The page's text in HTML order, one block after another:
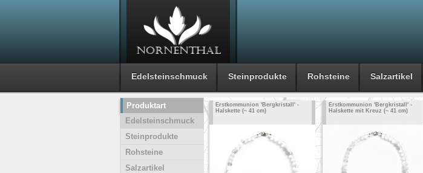
Edelsteinschmuck Steinprodukte Rohsteine Salzartikel
Erstkommunion 'Bergkristall' -
Halskette (~ 41 cm)
Erstkommunion 'Bergkristall' -
Halskette mit Kreuz (~ 41 cm)
Produktart
Edelsteinschmuck
Steinprodukte
Rohsteine
Salzartikel